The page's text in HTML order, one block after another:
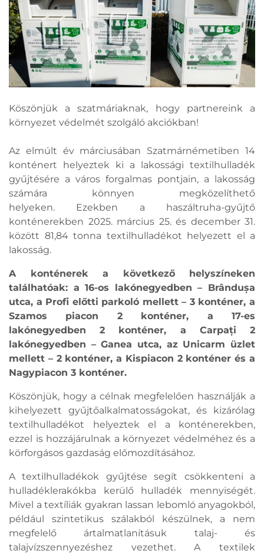
Köszönjük a szatmáriaknak, hogy partnereink a
környezet védelmét szolgáló akciókban!
Az elmúlt év márciusában Szatmárnémetiben 14
konténert helyeztek ki a lakossági textilhulladék
gyűjtésére a város forgalmas pontjain, a lakosság
számára könnyen megközelíthető
helyeken. Ezekben a haszáltruha-gyűjtő
konténerekben 2025. március 25. és december 31.
között 81,84 tonna textilhulladékot helyezett el a
lakosság.
A konténerek a következő helyszíneken
találhatóak: a 16-os lakónegyedben – Brândușa
utca, a Profi előtti parkoló mellett – 3 konténer, a
Szamos piacon 2 konténer, a 17-es
lakónegyedben 2 konténer, a Carpați 2
lakónegyedben – Ganea utca, az Unicarm üzlet
mellett – 2 konténer, a Kispiacon 2 konténer és a
Nagypiacon 3 konténer.
Köszönjük, hogy a célnak megfelelően használják a
kihelyezett gyűjtőalkalmatosságokat, és kizárólag
textilhulladékot helyeztek el a konténerekben,
ezzel is hozzájárulnak a környezet védelméhez és a
körforgásos gazdaság előmozdításához.
A textilhulladékok gyűjtése segít csökkenteni a
hulladéklerakókba kerülő hulladék mennyiségét.
Mivel a textíliák gyakran lassan lebomló anyagokból,
például szintetikus szálakból készülnek, a nem
megfelelő ártalmatlanításuk talaj- és
talajvízszennyezéshez vezethet. A textilek